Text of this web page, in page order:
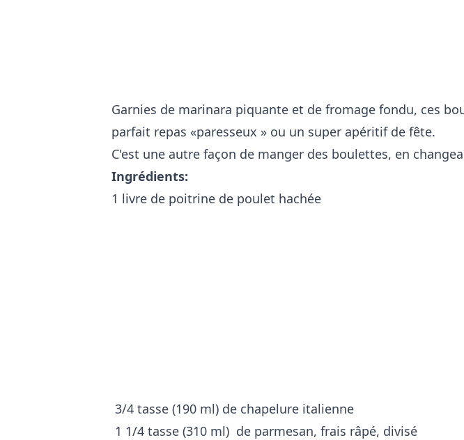
Garnies de marinara piquante et de fromage fondu, ces
parfait repas «paresseux » ou un super apéritif de fête.
C'est une autre façon de manger des boulettes, en
Ingrédients:
1 livre de poitrine de poulet hachée
3/4 tasse (190 ml) de chapelure italienne
1 1/4 tasse (310 ml) de parmesan, frais râpé, divisé